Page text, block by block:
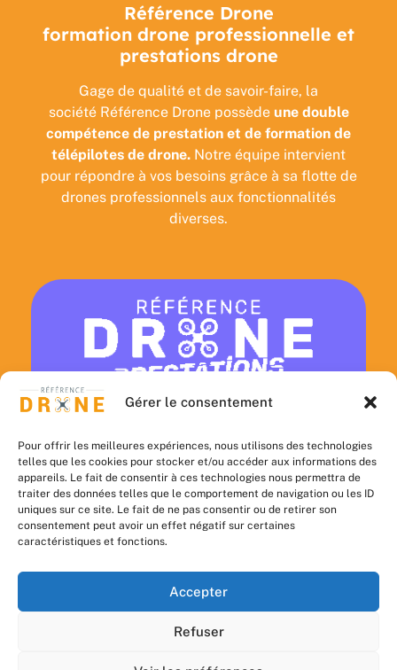
Gérer le consentement
Pour offrir les meilleures expériences, nous utilisons des technologies
telles que les cookies pour stocker et/ou accéder aux informations des
appareils. Le fait de consentir à ces technologies nous permettra de
traiter des données telles que le comportement de navigation ou les ID
uniques sur ce site. Le fait de ne pas consentir ou de retirer son
consentement peut avoir un effet négatif sur certaines
caractéristiques et fonctions.
Accepter
Refuser
Référence Drone
formation drone professionnelle et
prestations drone
Gage de qualité et de savoir-faire, la
société Référence Drone possède une double
compétence de prestation et de formation de
télépilotes de drone. Notre équipe intervient
pour répondre à vos besoins grâce à sa flotte de
drones professionnels aux fonctionnalités
diverses.
PRESTATIONS
DRONE
Mentions légales